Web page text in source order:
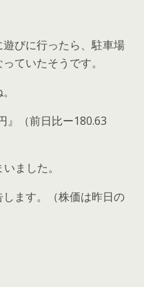
びに行ったら、駐車場
ていたそうです。
』（前日比ー180.63
ました。
ます。（株価は昨日の